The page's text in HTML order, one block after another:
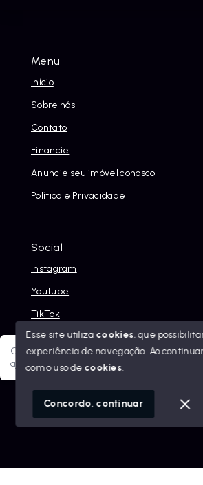
Olá! Sua jornada ao novo imóvel começa
ajudar?
Menu
Início
Sobre nós
Contato
Financie
Anuncie seu imóvel conosco
Política e Privacidade
Social
Instagram
Youtube
TikTok
© Copyright 2026 - Alexandre Abreu
SITE PARA IMOBILIARIA
Esse site utiliza cookies, que
experiência de navegação.Ao
com o uso de cookies.
Concordo, continuar